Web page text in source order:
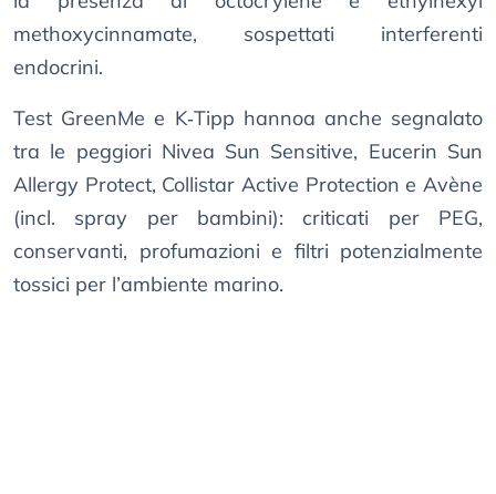
methoxycinnamate, sospettati interferenti
endocrini.
Test GreenMe e K‑Tipp hannoa anche segnalato
tra le peggiori Nivea Sun Sensitive, Eucerin Sun
Allergy Protect, Collistar Active Protection e Avène
(incl. spray per bambini): criticati per PEG,
conservanti, profumazioni e filtri potenzialmente
tossici per l’ambiente marino.